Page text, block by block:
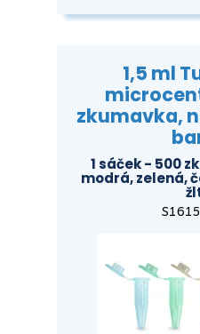
1,5 ml
zkumavka,
1 sáček - 500
modrá, zelená,